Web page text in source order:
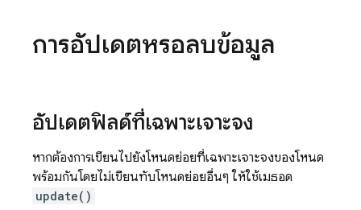
การอัปเดตหรือลบข้อมูล
อัปเดตฟิลด์ที่เฉพาะเจาะจง
หากต้องการเขียนไปยังโหนดย่อยที่เฉพาะเจาะจงของโหนด
พร้อมกันโดยไม่เขียนทับโหนดย่อยอื่นๆ ให้ใช้เมธอด
update()